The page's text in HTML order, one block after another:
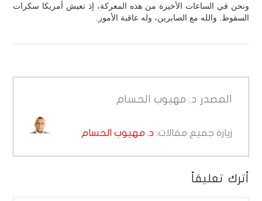
ونحن في الساعات الأخيرة من هذه المعركة، إذ تعيش أمريكا سكرات
السقوط. والله مع الصابرين، وله عاقبة الأمور.
المصدر د. مهيوب الحسام
زيارة جميع مقالات: د. مهيوب الحسام
أترك تعليقاً